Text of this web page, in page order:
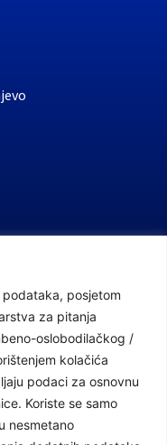
posjetom
za pitanja
oslobodilačkog /
kolačića
podaci za osnovnu
Koriste se samo
nesmetano